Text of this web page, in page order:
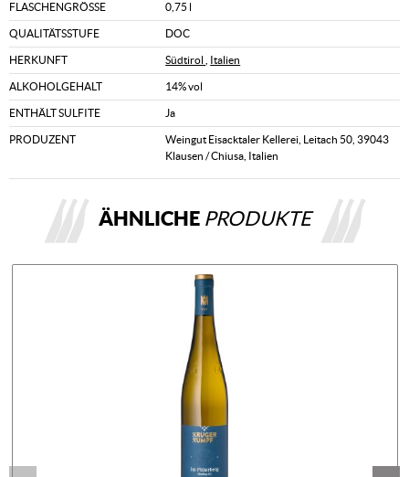
FLASCHENGRÖSSE 0,75 l
QUALITÄTSSTUFE DOC
HERKUNFT Südtirol Italien
ALKOHOLGEHALT 14% vol
ENTHÄLT SULFITE Ja
PRODUZENT
Weingut Eisacktaler Kellerei, Leitach 50, 39043
Klausen / Chiusa, Italien
ÄHNLICHE PRODUKTE